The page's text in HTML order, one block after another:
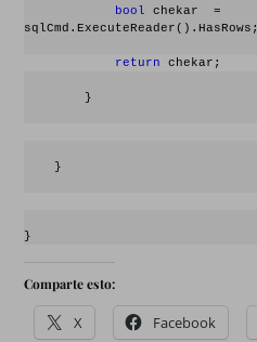
bool
chekar  =
sqlCmd.ExecuteReader().HasRows;
return chekar;
        }
    }
}
Comparte esto:
X Facebook